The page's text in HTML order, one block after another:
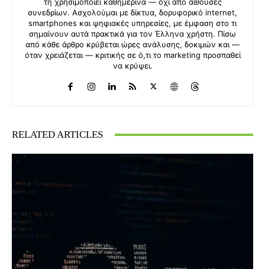
τη χρησιμοποιεί καθημερινά — όχι από αίθουσες
συνεδρίων. Ασχολούμαι με δίκτυα, δορυφορικό internet,
smartphones και ψηφιακές υπηρεσίες, με έμφαση στο τι
σημαίνουν αυτά πρακτικά για τον Έλληνα χρήστη. Πίσω
από κάθε άρθρο κρύβεται ώρες ανάλυσης, δοκιμών και —
όταν χρειάζεται — κριτικής σε ό,τι το marketing προσπαθεί
να κρύψει.
RELATED ARTICLES